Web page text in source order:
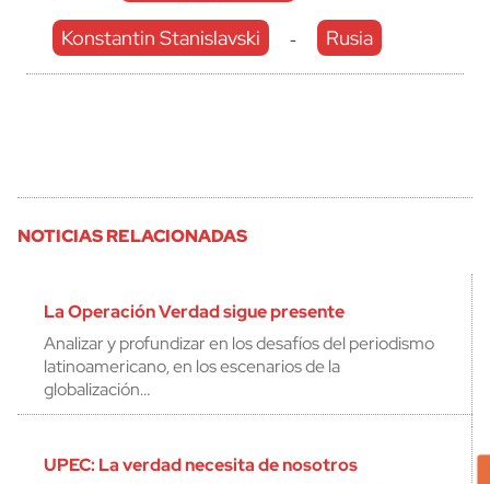
Konstantin Stanislavski - Rusia
NOTICIAS RELACIONADAS
La Operación Verdad sigue presente
Analizar y profundizar en los desafíos del periodismo
latinoamericano, en los escenarios de la
globalización…
UPEC: La verdad necesita de nosotros